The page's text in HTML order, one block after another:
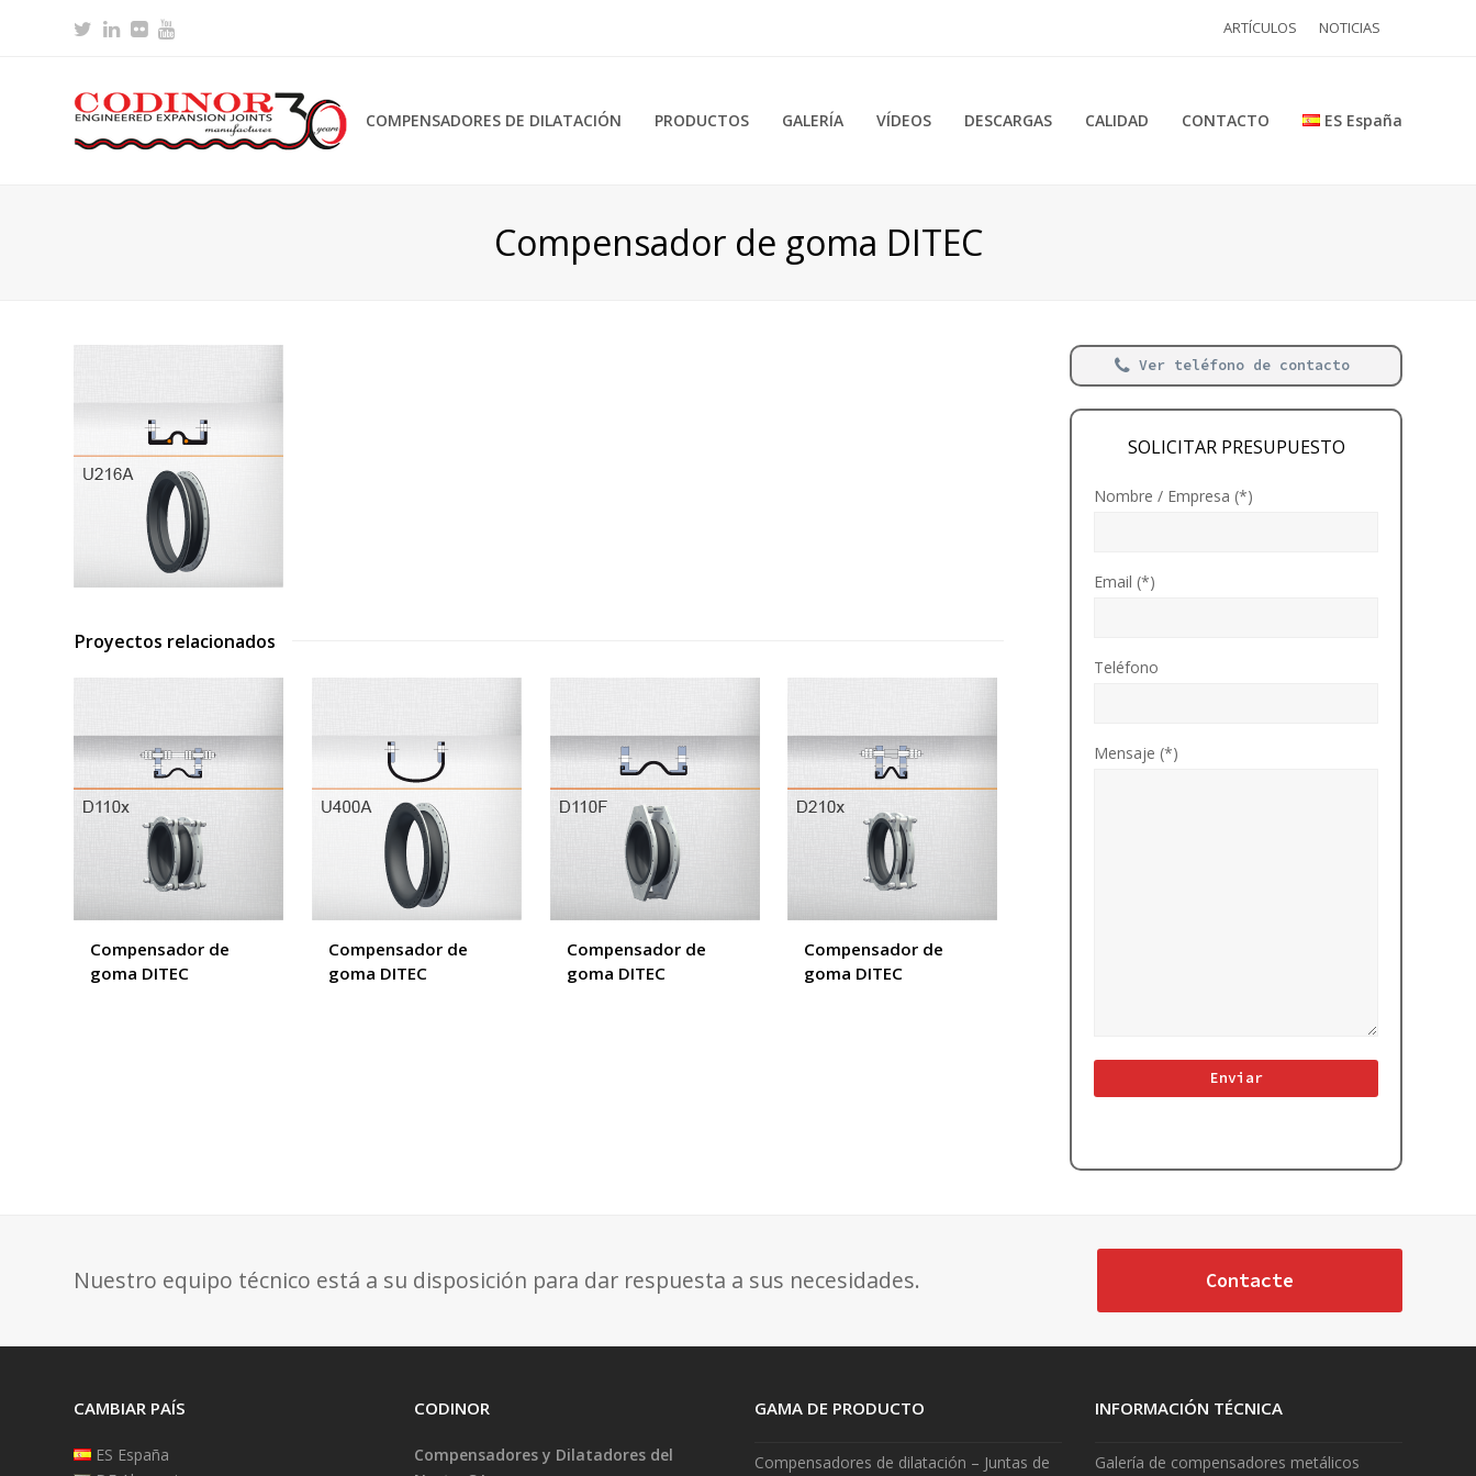
ARTÍCULOS NOTICIAS
Twitter
LinkedIn
FlickrYoutube
COMPENSADORES DE DILATACIÓN PRODUCTOS GALERÍA VÍDEOS DESCARGAS CALIDAD CONTACTO ES España
Compensador de goma DITEC
Proyectos relacionados
Compensador de
goma DITEC
Compensador de
goma DITEC
Compensador de
goma DITEC
Compensador de
goma DITEC
Ver teléfono de contacto
SOLICITAR PRESUPUESTO
Nombre / Empresa (*)
Email (*)
Teléfono
Mensaje (*)
Nuestro equipo técnico está a su disposición para dar respuesta a sus necesidades. Contacte
CAMBIAR PAÍS
ES España
CODINOR
Compensadores y Dilatadores del
GAMA DE PRODUCTO
Compensadores de dilatación – Juntas de
INFORMACIÓN TÉCNICA
Galería de compensadores metálicos